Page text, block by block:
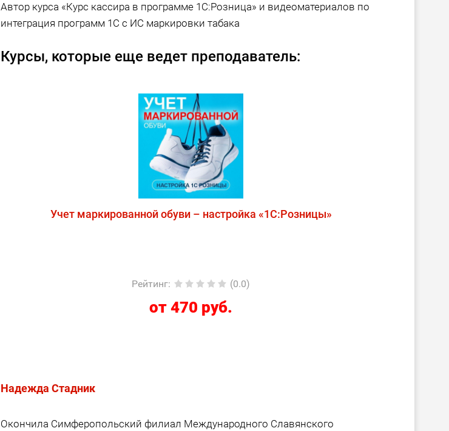
Автор курса «Курс кассира в программе 1С:Розница» и видеоматериалов по
интеграция программ 1С с ИС маркировки табака
Курсы, которые еще ведет преподаватель:
Учет маркированной обуви – настройка «1С:Розницы»
Рейтинг: (0.0)
от 470 руб.
Надежда Стадник
Окончила Симферопольский филиал Международного Славянского